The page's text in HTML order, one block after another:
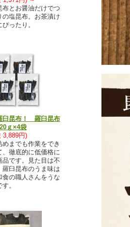
布とお醤油だけでつ
の塩昆布。お茶漬け
ったり。
臼昆布！ 羅臼昆布
ｇ×4袋
3,889円)
めまでも作業をでき
、徹底的に低価格に
品です。見た目は不
羅臼昆布のうま味は
食の職人さんをうな
。